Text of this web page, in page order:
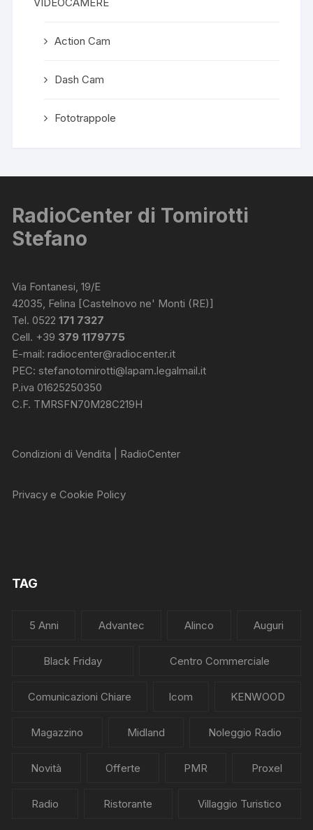
Action Cam
Dash Cam
Fototrappole
RadioCenter di Tomirotti
Stefano
Via Fontanesi, 19/E
42035, Felina [Castelnovo ne' Monti (RE)]
Tel. 0522171 7327
Cell. +39 379 1179775
E-mail:radiocenter@radiocenter.it
PEC:stefanotomirotti@lapam.legalmail.it
P.iva 01625250350
C.F. TMRSFN70M28C219H
Condizioni di Vendita | RadioCenter
Privacy e Cookie Policy
TAG
5 Anni Advantec Alinco Auguri
Black Friday Centro Commerciale
Comunicazioni Chiare Icom KENWOOD
Magazzino Midland Noleggio Radio
Novità Offerte PMR Proxel
Radio Ristorante Villaggio Turistico